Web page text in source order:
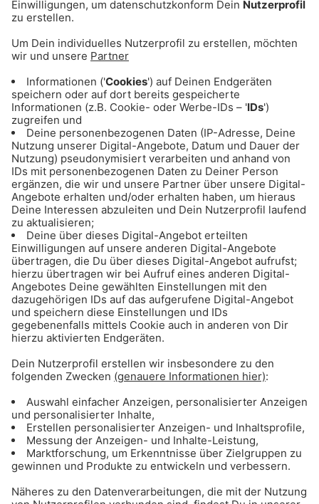
1 Euro Pfand für RECUP Becher
5 Euro Pfand für RECUP Bowls
Die Behälter sind mit einem speziellen QR-Code
versehen und können an den
Rückgabeautomaten am Viktualienmarkt
abgegeben werden.
Insgesamt stehen neun Automaten an fünf
Standorten zur Verfügung. Die Rückgabe ist
rund um die Uhr möglich – unabhängig von den
Öffnungszeiten der Marktstände.
Auch eine Rückgabe bei rund 20.000 RECUP
Partnerbetrieben deutschlandweit ist möglich.